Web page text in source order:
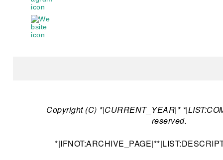
Copyright (C) *|CURRENT_YEAR|*
reserved.